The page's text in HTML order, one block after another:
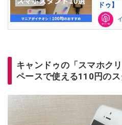
ドゥ】
キャンドゥの「スマホク
ペースで使える110円の